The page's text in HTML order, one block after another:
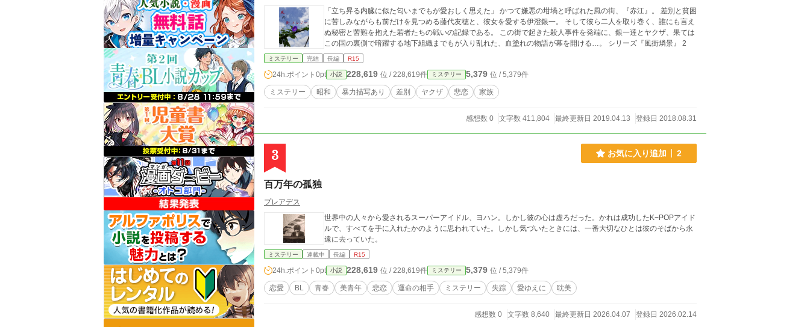
「立ち昇る内臓に似た匂いまでもが愛おしく思えた」 かつて嫌悪の坩堝と呼ばれた風の街、『赤江』。 差別と貧困
に苦しみながらも前だけを見つめる藤代友穂と、彼女を愛する伊澄銀一。 そして彼ら二人を取り巻く、誰にも言え
ぬ秘密と苦難を抱えた若者たちの戦いの記録である。 この街で起きた殺人事件を発端に、銀一達とヤクザ、果ては
この国の裏側で暗躍する地下組織までもが入り乱れた、血塗れの物語が幕を開ける…。 シリーズ『風街燐景』 2
ミステリー 完結 長編 R15
24h.ポイント 0pt 小説 228,619 位 / 228,619件 ミステリー 5,379 位 / 5,379件
ミステリー 昭和 暴力描写あり 差別 ヤクザ 悲恋 家族
感想数 0 文字数 411,804 最終更新日 2019.04.13 登録日 2018.08.31
3 お気に入り追加 2
百万年の孤独
プレアデス
世界中の人々から愛されるスーパーアイドル、ヨハン。しかし彼の心は虚ろだった。かれは成功したK−POPアイド
ルで、すべてを手に入れたかのように思われていた。しかし気づいたときには、一番大切なひとは彼のそばから永
遠に去っていた。
ミステリー 連載中 長編 R15
24h.ポイント 0pt 小説 228,619 位 / 228,619件 ミステリー 5,379 位 / 5,379件
恋愛 BL 青春 美青年 悲恋 運命の相手 ミステリー 失踪 愛ゆえに 耽美
感想数 0 文字数 8,640 最終更新日 2026.04.07 登録日 2026.02.14